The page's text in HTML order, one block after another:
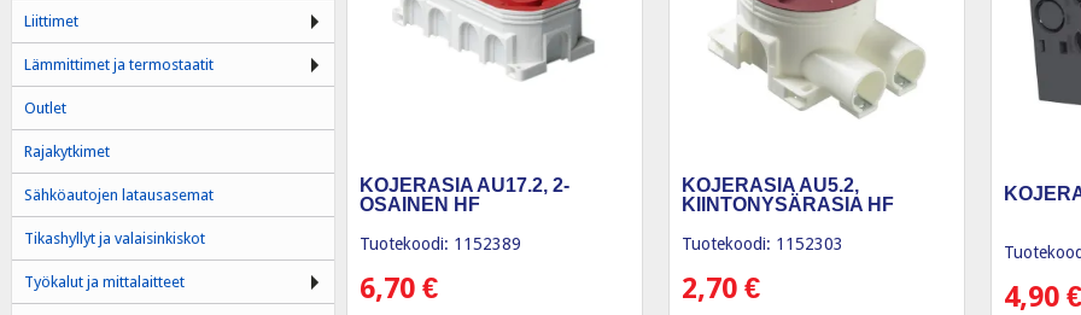
KOJERASIA AU17.2, 2-
OSAINEN HF
Tuotekoodi: 1152389
6,70 €
KOJERASIA AU5.2,
KIINTONYSÄRASIA HF
Tuotekoodi: 1152303
2,70€ 4,90€
Liittimet
Lämmittimet ja termostaatit
Outlet
Rajakytkimet
Sähköautojen latausasemat
Tikashyllyt ja valaisinkiskot
Työkalut ja mittalaitteet